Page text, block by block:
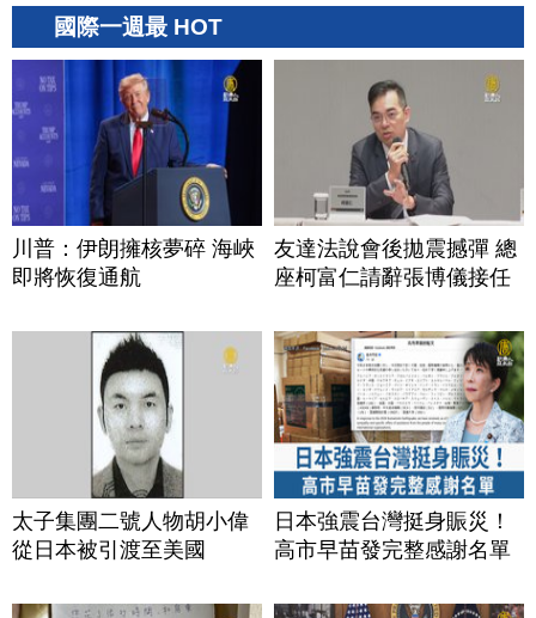
國際一週最 HOT
川普：伊朗擁核夢碎 海峽
即將恢復通航
友達法說會後拋震撼彈 總
座柯富仁請辭張博儀接任
太子集團二號人物胡小偉
從日本被引渡至美國
日本強震台灣挺身賑災！
高市早苗發完整感謝名單